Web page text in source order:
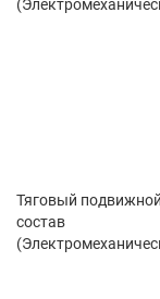
Тяговый подвижной
состав